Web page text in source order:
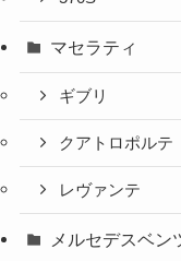
マセラティ
ギブリ
クアトロポルテ
レヴァンテ
メルセデスベン